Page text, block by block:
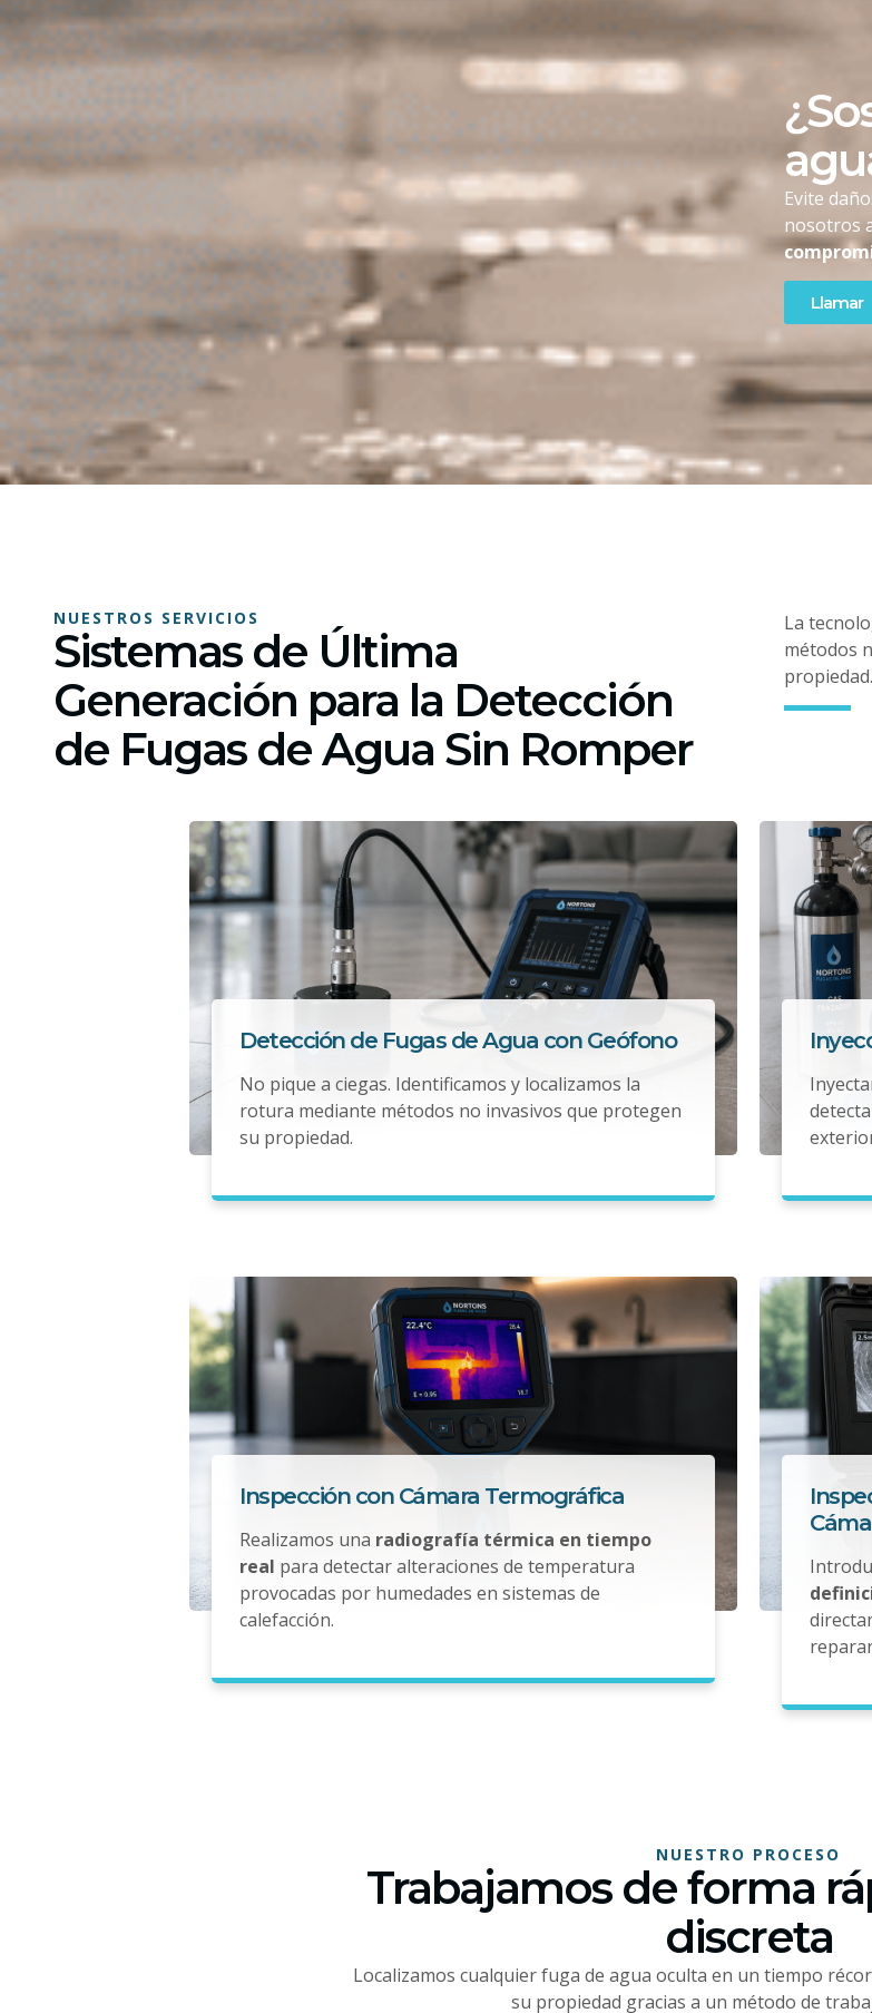
Evite
nosotros
Llamar
NUESTROS SERVICIOS
Sistemas de Última
Generación para la Detección
de Fugas de Agua Sin Romper
La
métodos
propiedad.
Detección de Fugas de Agua con Geófono
No pique a ciegas. Identificamos y localizamos la
rotura mediante métodos no invasivos que protegen
su propiedad.
Inspección con Cámara Termográfica
Realizamos una radiografía térmica en tiempo
real para detectar alteraciones de temperatura
provocadas por humedades en sistemas de
calefacción.
NUESTRO PROCESO
Trabajamos de forma
discreta
Localizamos cualquier fuga de agua oculta en un tiempo
su propiedad gracias a un método de